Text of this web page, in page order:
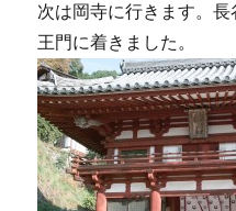
次は岡寺に行きます。
王門に着きました。